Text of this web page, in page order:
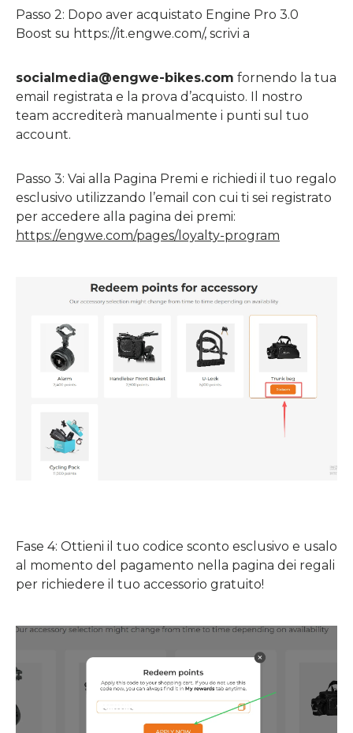
Passo 2: Dopo aver acquistato Engine Pro 3.0
Boost su https://it.engwe.com/, scrivi a
socialmedia@engwe-bikes.com fornendo la tua
email registrata e la prova d’acquisto. Il nostro
team accrediterà manualmente i punti sul tuo
account.
Passo 3: Vai alla Pagina Premi e richiedi il tuo regalo
esclusivo utilizzando l’email con cui ti sei registrato
per accedere alla pagina dei premi:
https://engwe.com/pages/loyalty-program
Fase 4: Ottieni il tuo codice sconto esclusivo e usalo
al momento del pagamento nella pagina dei regali
per richiedere il tuo accessorio gratuito!